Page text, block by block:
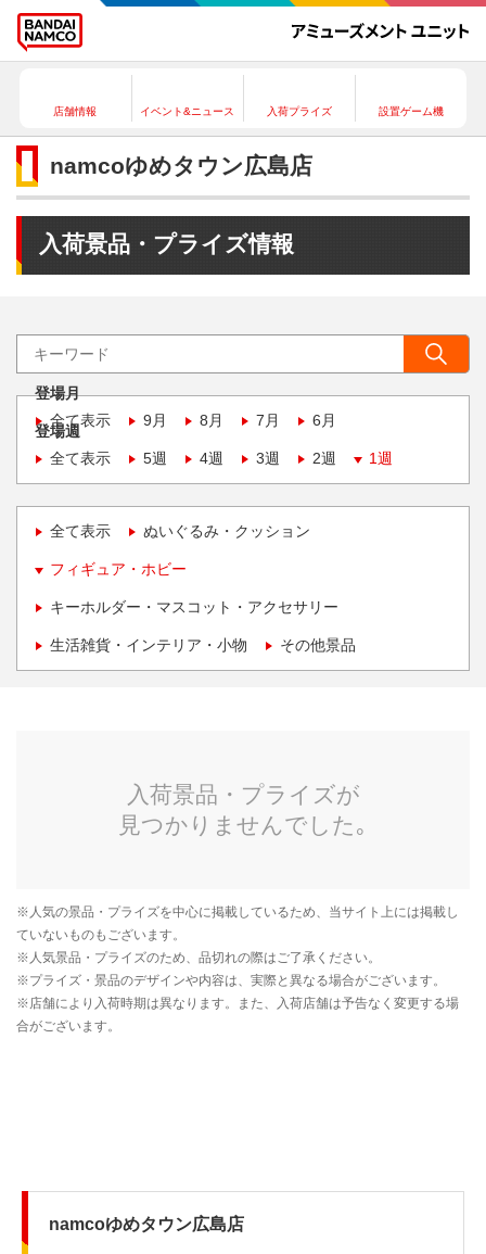
店舗情報 イベント&ニュース 入荷プライズ 設置ゲーム機
namcoゆめタウン広島店
入荷景品・プライズ情報
登場月
全て表示
9月 8月 7月 6月
登場週
全て表示
5週 4週 3週 2週 1週
全て表示 ぬいぐるみ・クッション
フィギュア・ホビー
キーホルダー・マスコット・アクセサリー
生活雑貨・インテリア・小物 その他景品
namcoゆめタウン広島店